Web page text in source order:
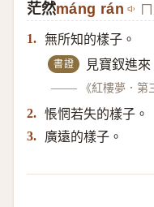
茫然máng rán
1. 無所知的樣子。
書證
見寶釵進
——
《紅樓夢．第
2. 悵惘若失的樣子。
3. 廣遠的樣子。